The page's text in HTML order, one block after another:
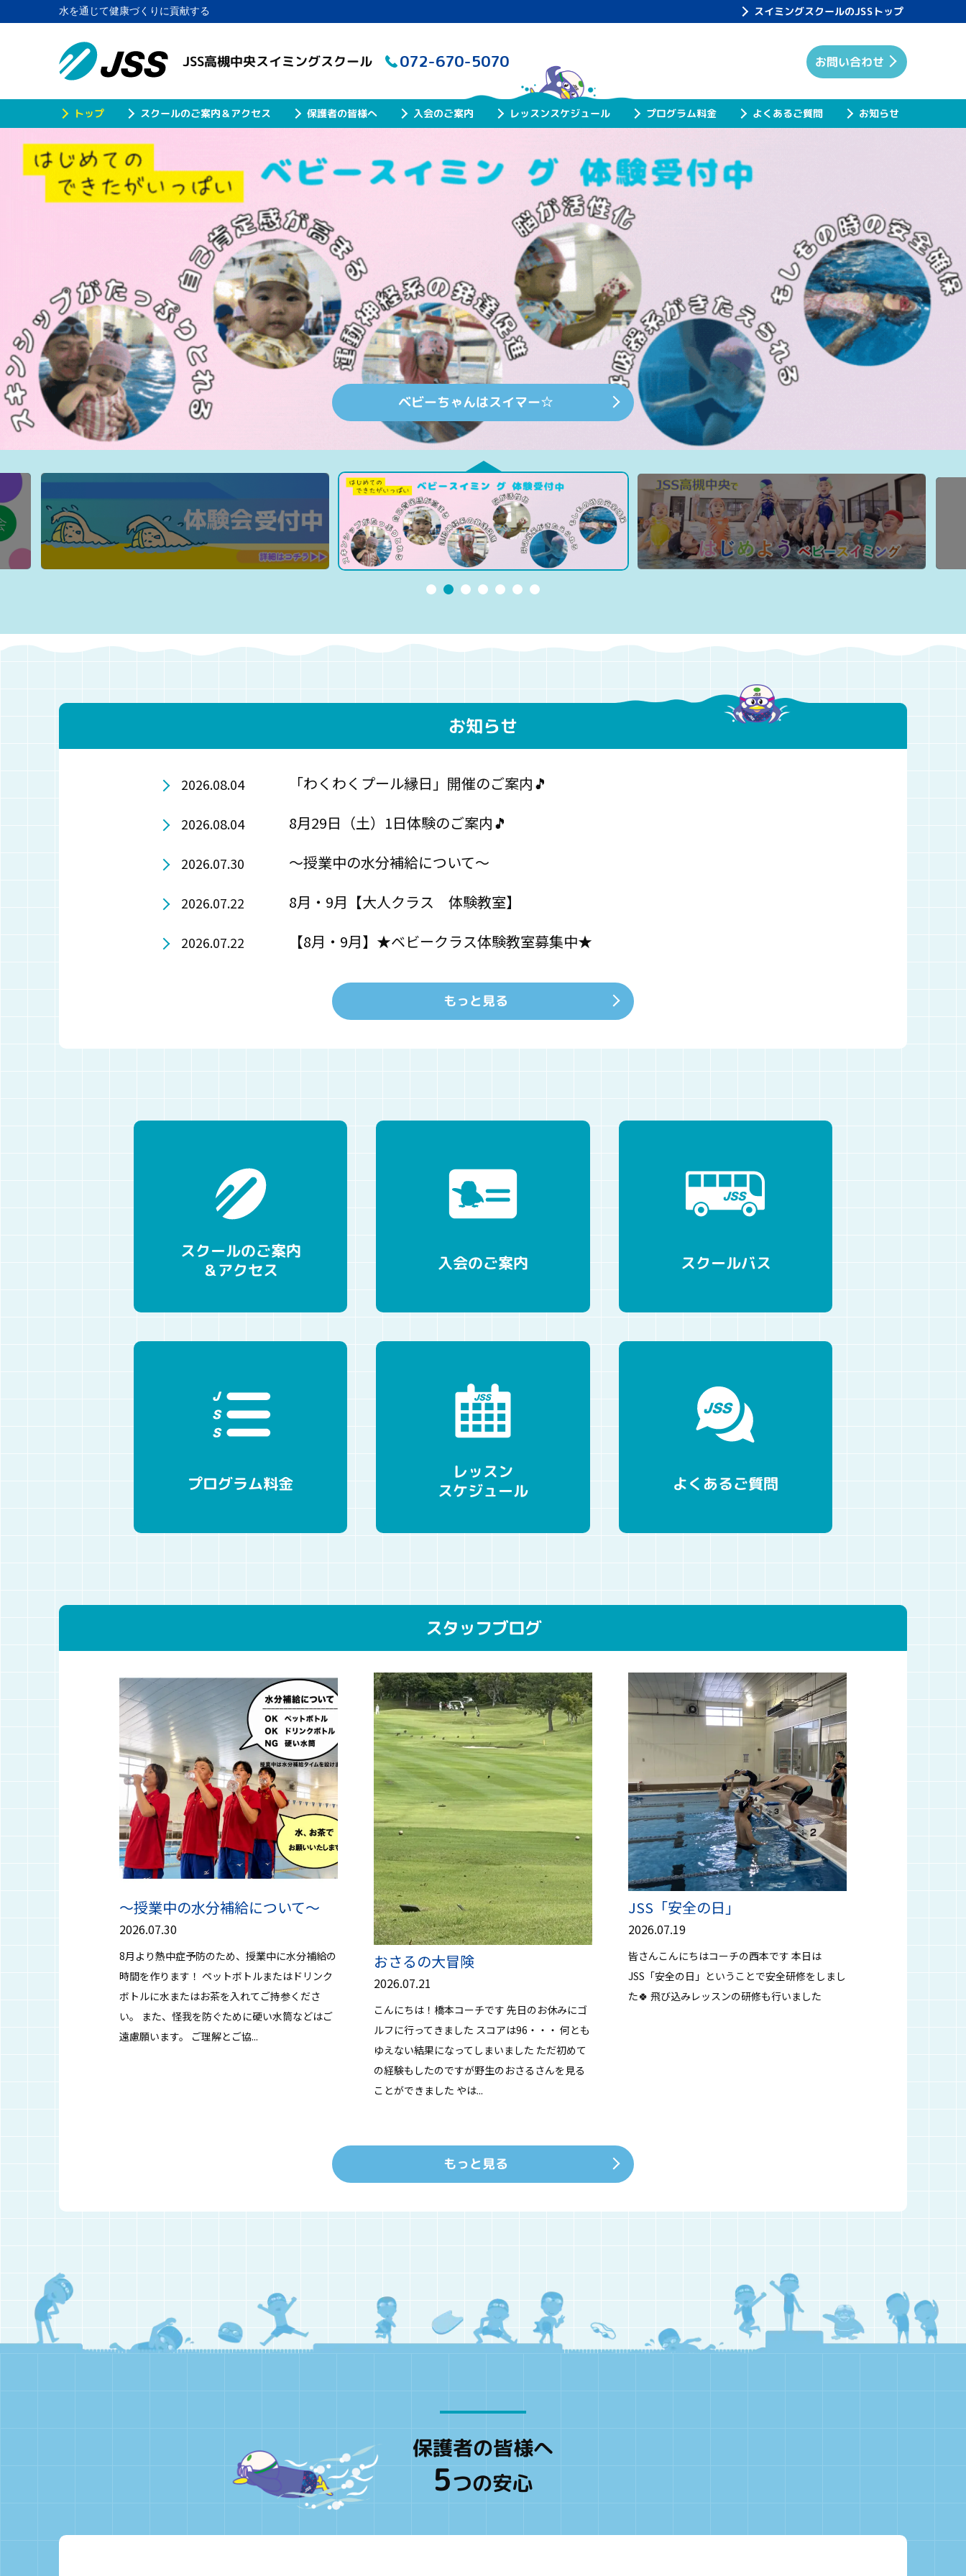
水を通じて健康づくりに貢献する スイミングスクールのJSSトップ
JSS高槻中央スイミングスクール 072-670-5070
トップ スクールのご案内＆アクセス 保護者の皆様へ 入会のご案内 レッスンスケジュール プログラム料金 よくあるご質問 お知らせ
お問い合わせ
2026年8月 授業内体験
ベビーちゃんはスイマー☆
ベビー体験
保護者の皆様へ
レッスンスケジュール
夏休み短期教室
８月２９日１日体験
お知らせ
2026.08.04 「わくわくプール縁日」開催のご案内🎵
2026.08.04 8月29日（土）1日体験のご案内🎵
2026.07.30 ～授業中の水分補給について～
2026.07.22 8月・9月【大人クラス 体験教室】
2026.07.22 【8月・9月】★ベビークラス体験教室募集中★
もっと見る
スクールのご案内
＆アクセス 入会のご案内 スクールバス
プログラム料金
レッスン
スケジュール よくあるご質問
スタッフブログ
～授業中の水分補給について～
2026.07.30
8月より熱中症予防のため、授業中に水分補給の
時間を作ります！ ペットボトルまたはドリンク
ボトルに水またはお茶を入れてご持参くださ
い。 また、怪我を防ぐために硬い水筒などはご
遠慮願います。 ご理解とご協...
おさるの大冒険
2026.07.21
こんにちは！橋本コーチです 先日のお休みにゴ
ルフに行ってきました スコアは96・・・ 何とも
ゆえない結果になってしまいました ただ初めて
の経験もしたのですが野生のおさるさんを見る
ことができました やは...
JSS「安全の日」
2026.07.19
皆さんこんにちはコーチの西本です 本日は
JSS「安全の日」ということで安全研修をしまし
た🍀 飛び込みレッスンの研修も行いました
もっと見る
保護者の皆様へ
5つの安心